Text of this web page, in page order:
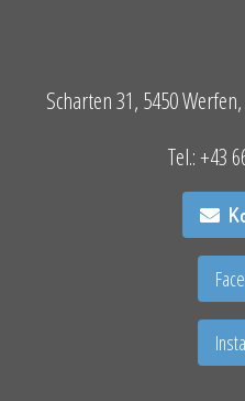
Scharten 31, 5450
Tel.: +43